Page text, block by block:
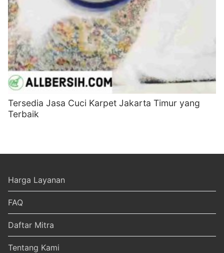
Tersedia Jasa Cuci Karpet Jakarta Timur yang
Terbaik
Harga Layanan
FAQ
Daftar Mitra
Tentang Kami